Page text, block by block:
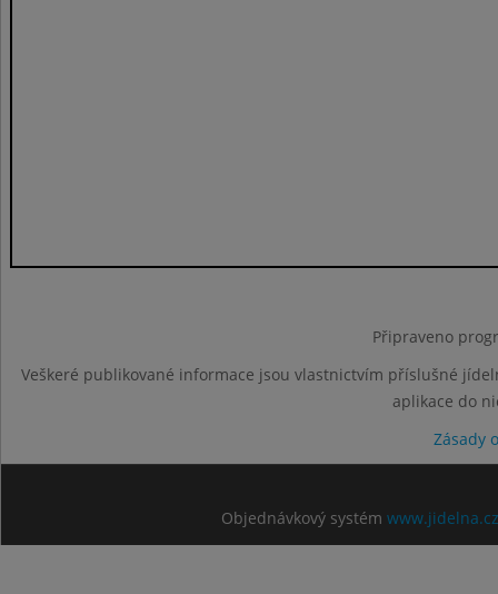
Připraveno
Veškeré publikované informace jsou vlastnictvím příslušné
aplikace do
Zásady
Objednávkový systém www.jidelna.cz